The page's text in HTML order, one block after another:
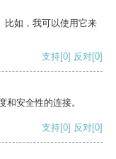
比如，我可以使用它来
支持[0] 反对[0]
安全性的连接。
支持[0] 反对[0]